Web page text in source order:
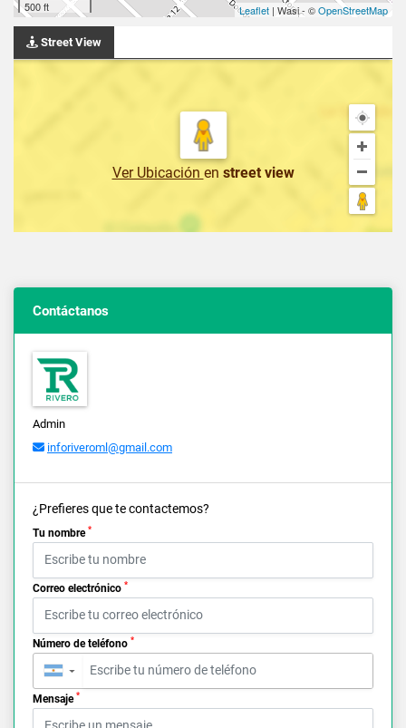
500 ft
Leaflet | Wasi - ©OpenStreetMap
Street View
Ver Ubicación en street view
Contáctanos
Admin
inforiveroml@gmail.com
¿Prefieres que te contactemos?
Tu nombre *
Correo electrónico *
Número de teléfono *
▼
Mensaje *